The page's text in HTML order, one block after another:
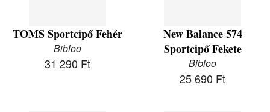
TOMS Sportcipő Fehér
Bibloo
31 290 Ft
New Balance 574
Sportcipő Fekete
Bibloo
25 690 Ft